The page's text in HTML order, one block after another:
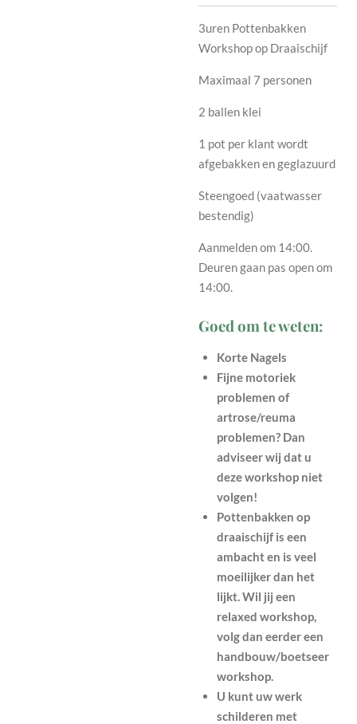
3uren Pottenbakken
Workshop op Draaischijf
Maximaal 7 personen
2 ballen klei
1 pot per klant wordt
afgebakken en geglazuurd
Steengoed (vaatwasser
bestendig)
Aanmelden om 14:00.
Deuren gaan pas open om
14:00.
Goed om te weten:
Korte Nagels
Fijne motoriek
problemen of
artrose/reuma
problemen? Dan
adviseer wij dat u
deze workshop niet
volgen!
Pottenbakken op
draaischijf is een
ambacht en is veel
moeilijker dan het
lijkt. Wil jij een
relaxed workshop,
volg dan eerder een
handbouw/boetseer
workshop.
U kunt uw werk
schilderen met